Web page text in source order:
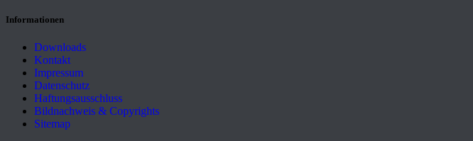
Informationen
Downloads
Kontakt
Impressum
Datenschutz
Haftungsausschluss
Bildnachweis & Copyrights
Sitemap